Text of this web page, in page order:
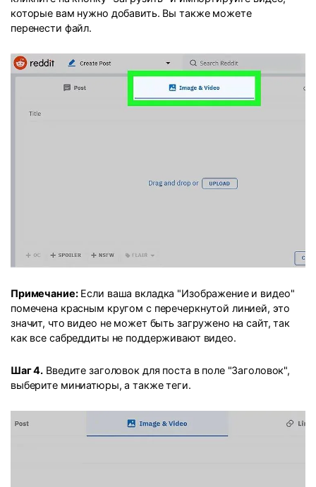
которые вам нужно добавить. Вы также можете
перенести файл.
Примечание:Если ваша вкладка "Изображение и видео"
помечена красным кругом с перечеркнутой линией, это
значит, что видео не может быть загружено на сайт, так
как все сабреддиты не поддерживают видео.
Шаг 4. Введите заголовок для поста в поле "Заголовок",
выберите миниатюры, а также теги.